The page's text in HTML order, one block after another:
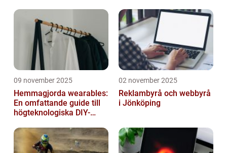
09 november 2025
Hemmagjorda wearables:
En omfattande guide till
högteknologiska DIY-
02 november 2025
Reklambyrå och webbyrå
i Jönköping